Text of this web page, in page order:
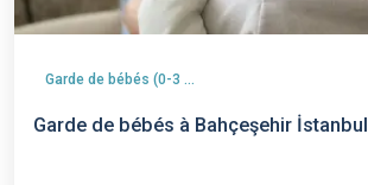
Garde de bébés (0-3 ans)
Garde de bébés à Bahçeşehir İstanbul